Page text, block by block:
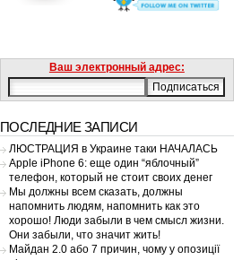
Ваш электронный адрес:
ПОСЛЕДНИЕ ЗАПИСИ
ЛЮСТРАЦИЯ в Украине таки НАЧАЛАСЬ
Apple iPhone 6: еще один “яблочный”
телефон, который не стоит своих денег
Мы должны всем сказать, должны
напомнить людям, напомнить как это
хорошо! Люди забыли в чем смысл жизни.
Они забыли, что значит жить!
Майдан 2.0 або 7 причин, чому у опозиції